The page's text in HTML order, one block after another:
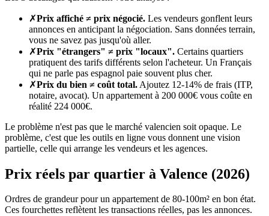
✗Prix affiché ≠ prix négocié. Les vendeurs gonflent leurs
annonces en anticipant la négociation. Sans données terrain,
vous ne savez pas jusqu'où aller.
✗Prix "étrangers" ≠ prix "locaux". Certains quartiers
pratiquent des tarifs différents selon l'acheteur. Un Français
qui ne parle pas espagnol paie souvent plus cher.
✗Prix du bien ≠ coût total. Ajoutez 12-14% de frais (ITP,
notaire, avocat). Un appartement à 200 000€ vous coûte en
réalité 224 000€.
Le problème n'est pas que le marché valencien soit opaque. Le
problème, c'est que les outils en ligne vous donnent une vision
partielle, celle qui arrange les vendeurs et les agences.
Prix réels par quartier à Valence (2026)
Ordres de grandeur pour un appartement de 80-100m² en bon état.
Ces fourchettes reflètent les transactions réelles, pas les annonces.